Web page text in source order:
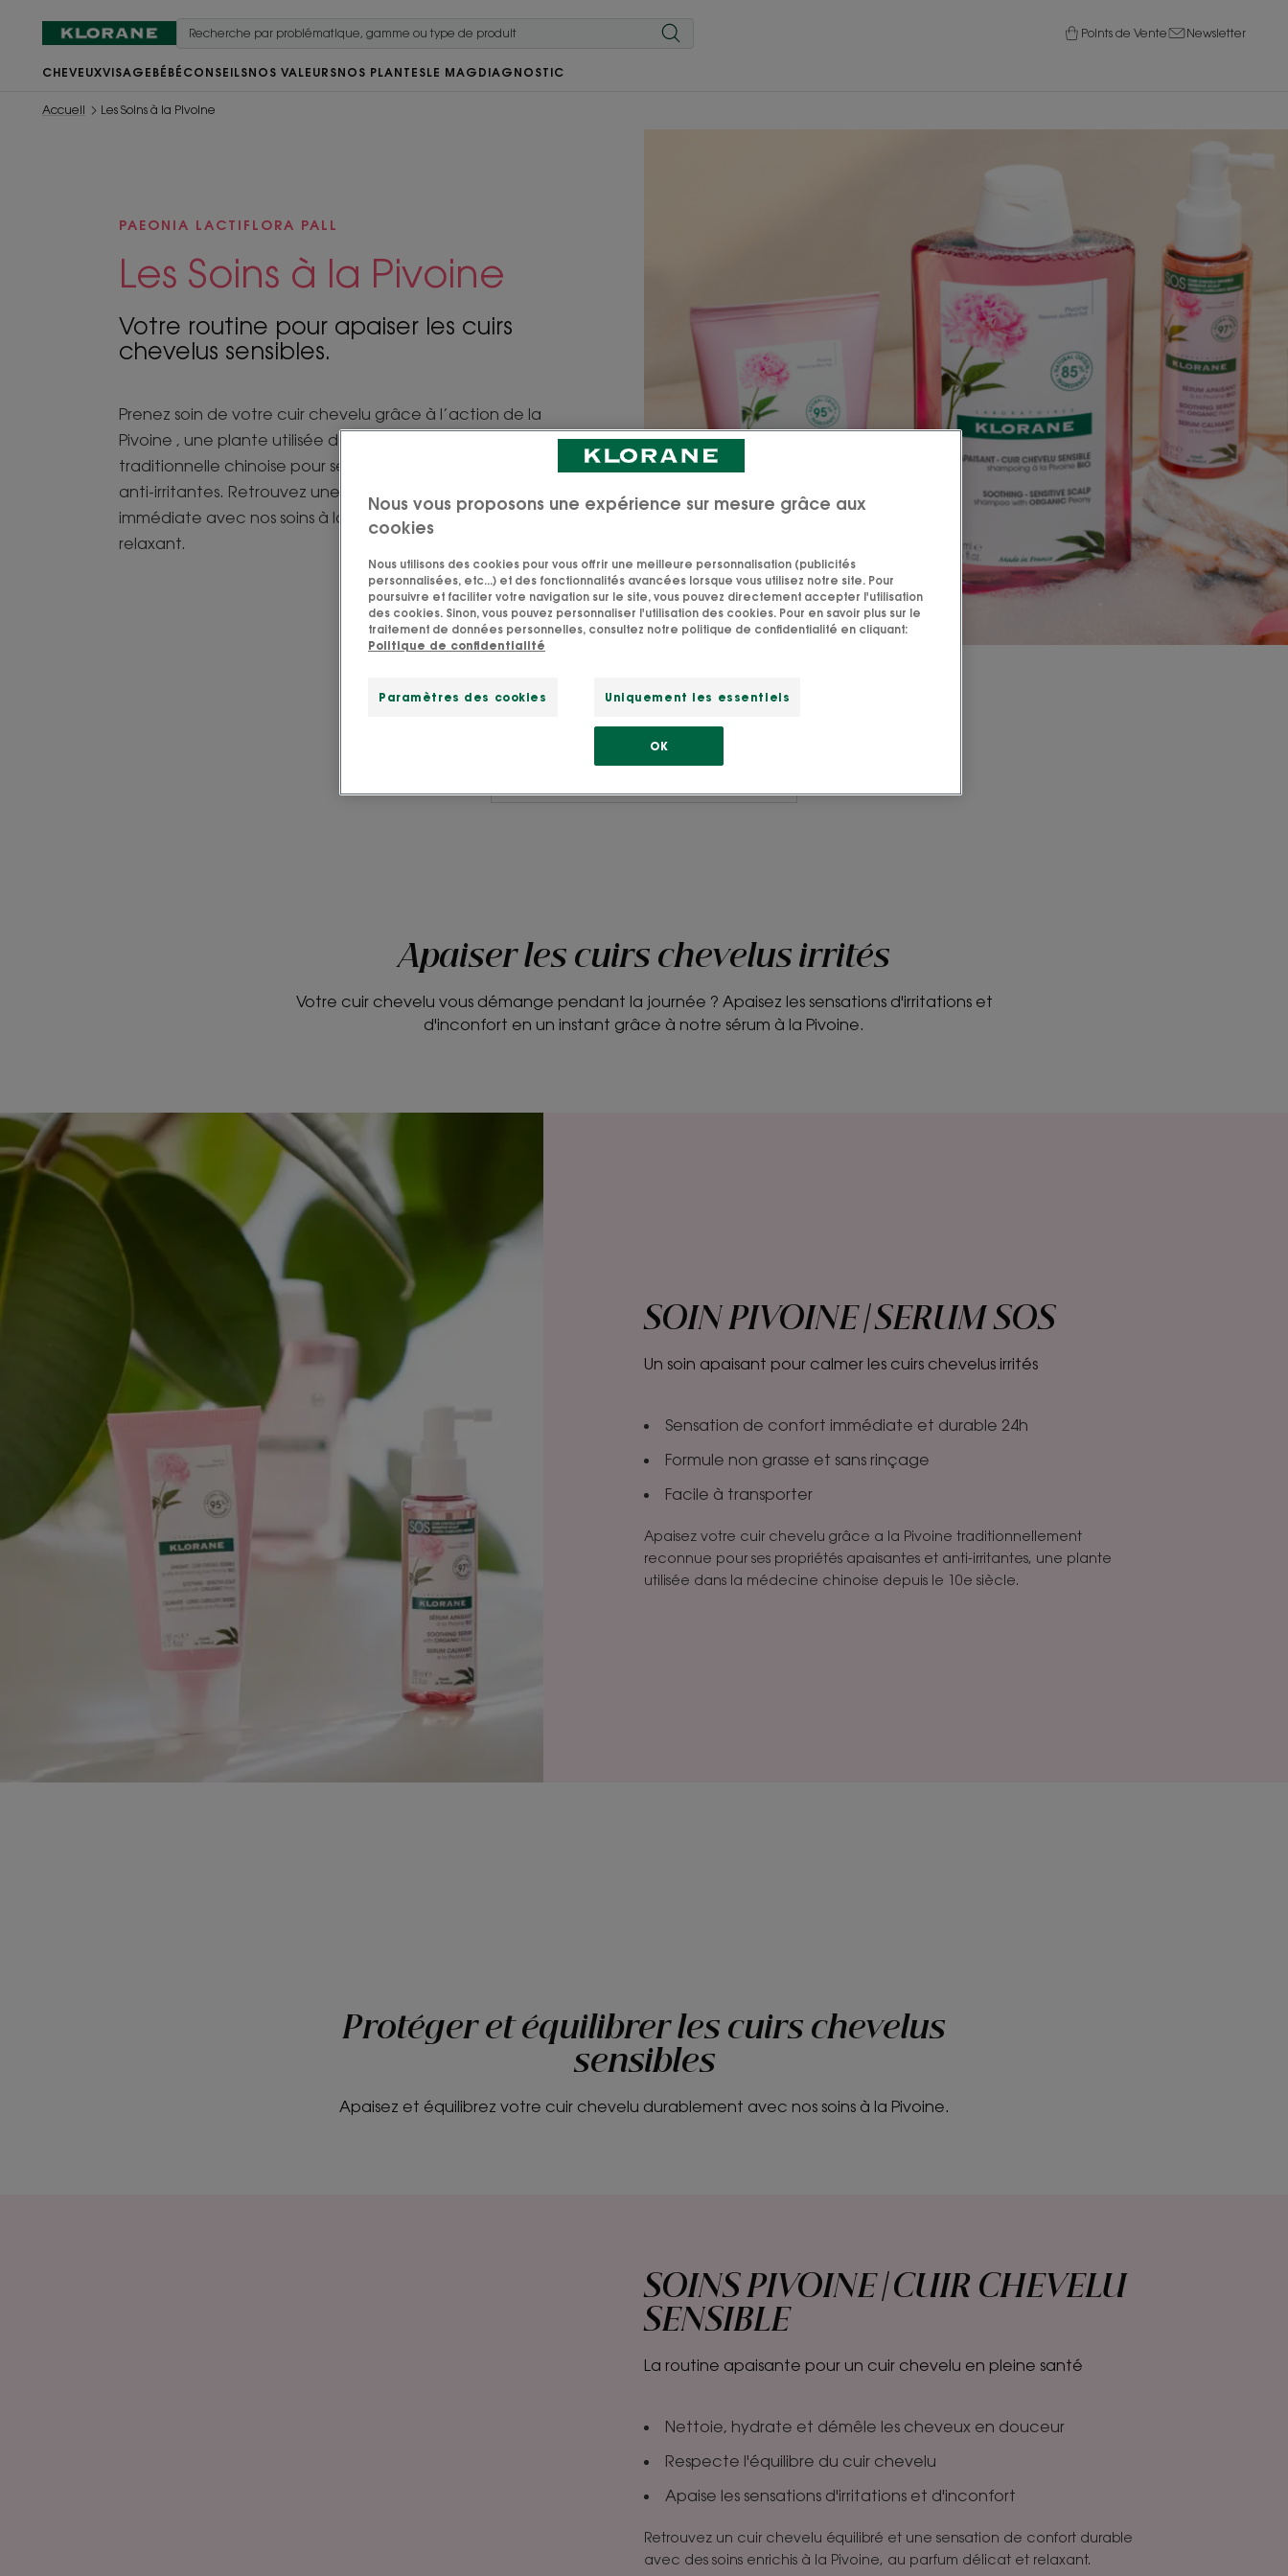
Points de Vente Newsletter
CHEVEUXVISAGE BÉBÉ CONSEILSNOS VALEURSNOS PLANTESLE MAG DIAGNOSTIC
Accueil Les Soins à la Pivoine
PAEONIA LACTIFLORA PALL
Les Soins à la Pivoine
Votre routine pour apaiser les cuirs
chevelus sensibles.
Prenez soin de votre cuir chevelu grâce à l’action de la
Pivoine , une plante utilisée dans la médecine
traditionnelle chinoise pour ses propriétés apaisantes et
anti-irritantes. Retrouvez une sensation de confort
immédiate avec nos soins à la Pivoine au parfum délicat et
relaxant.
Je cherche un soin apaisant qui
Apaiser les cuirs chevelus irrités
Votre cuir chevelu vous démange pendant la journée ? Apaisez les sensations d'irritations et
d'inconfort en un instant grâce à notre sérum à la Pivoine.
SOIN PIVOINE | SERUM SOS
Un soin apaisant pour calmer les cuirs chevelus irrités
Sensation de confort immédiate et durable 24h
Formule non grasse et sans rinçage
Facile à transporter
Apaisez votre cuir chevelu grâce a la Pivoine traditionnellement
reconnue pour ses propriétés apaisantes et anti-irritantes, une plante
utilisée dans la médecine chinoise depuis le 10e siècle.
Protéger et équilibrer les cuirs chevelus
sensibles
Apaisez et équilibrez votre cuir chevelu durablement avec nos soins à la Pivoine.
SOINS PIVOINE | CUIR CHEVELU
SENSIBLE
La routine apaisante pour un cuir chevelu en pleine santé
Nettoie, hydrate et démêle les cheveux en douceur
Respecte l'équilibre du cuir chevelu
Apaise les sensations d'irritations et d'inconfort
Retrouvez un cuir chevelu équilibré et une sensation de confort durable
avec des soins enrichis à la Pivoine, au parfum délicat et relaxant.
Nous vous proposons une expérience sur mesure grâce aux
cookies
Nous utilisons des cookies pour vous offrir une meilleure personnalisation (publicités
personnalisées, etc...) et des fonctionnalités avancées lorsque vous utilisez notre site. Pour
poursuivre et faciliter votre navigation sur le site, vous pouvez directement accepter l'utilisation
des cookies. Sinon, vous pouvez personnaliser l'utilisation des cookies. Pour en savoir plus sur le
traitement de données personnelles, consultez notre politique de confidentialité en cliquant:
Politique de confidentialité
Paramètres des cookies Uniquement les essentiels
OK